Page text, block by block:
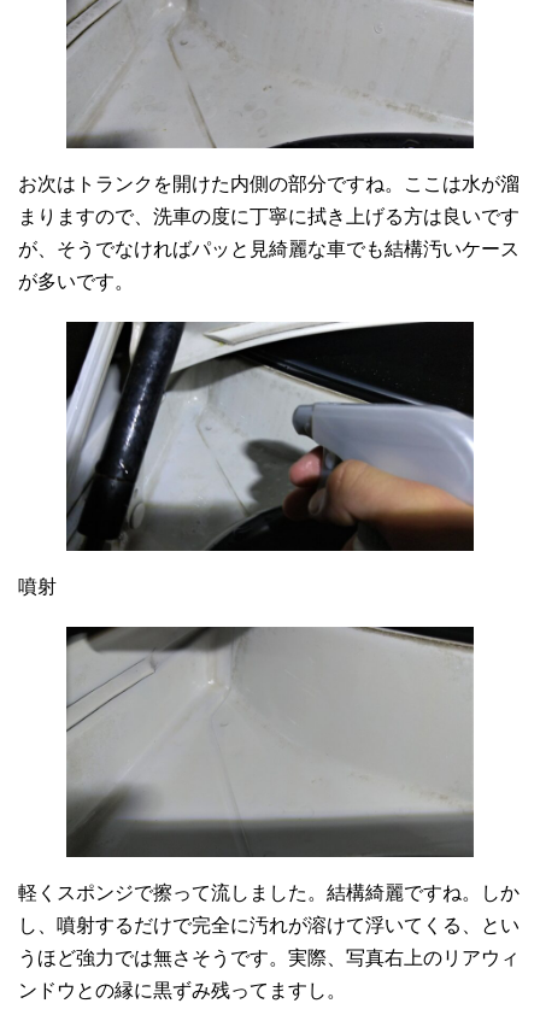
お次はトランクを開けた内側の部分ですね。ここは水が溜
まりますので、洗車の度に丁寧に拭き上げる方は良いです
が、そうでなければパッと見綺麗な車でも結構汚いケース
が多いです。
噴射
軽くスポンジで擦って流しました。結構綺麗ですね。しか
し、噴射するだけで完全に汚れが溶けて浮いてくる、とい
うほど強力では無さそうです。実際、写真右上のリアウィ
ンドウとの縁に黒ずみ残ってますし。